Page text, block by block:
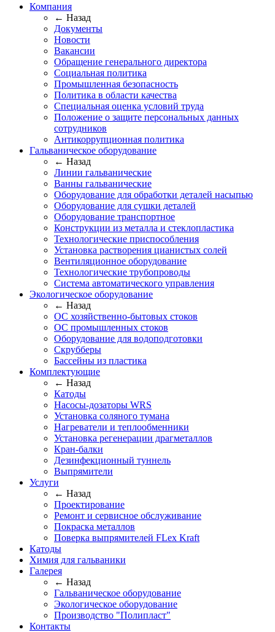
Компания
← Назад
Документы
Новости
Вакансии
Обращение генерального директора
Социальная политика
Промышленная безопасность
Политика в области качества
Специальная оценка условий труда
Положение о защите персональных данных
сотрудников
Антикоррупционная политика
Гальваническое оборудование
← Назад
Линии гальванические
Ванны гальванические
Оборудование для обработки деталей насыпью
Оборудование для сушки деталей
Оборудование транспортное
Конструкции из металла и стеклопластика
Технологические приспособления
Установка растворения цианистых солей
Вентиляционное оборудование
Технологические трубопроводы
Система автоматического управления
Экологическое оборудование
← Назад
ОС хозяйственно-бытовых стоков
ОС промышленных стоков
Оборудование для водоподготовки
Скрубберы
Бассейны из пластика
Комплектующие
← Назад
Катоды
Насосы-дозаторы WRS
Установка соляного тумана
Нагреватели и теплообменники
Установка регенерации драгметаллов
Кран-балки
Дезинфекционный туннель
Выпрямители
Услуги
← Назад
Проектирование
Ремонт и сервисное обслуживание
Покраска металлов
Поверка выпрямителей FLex Kraft
Катоды
Химия для гальваники
Галерея
← Назад
Гальваническое оборудование
Экологическое оборудование
Производство "Полипласт"
Контакты